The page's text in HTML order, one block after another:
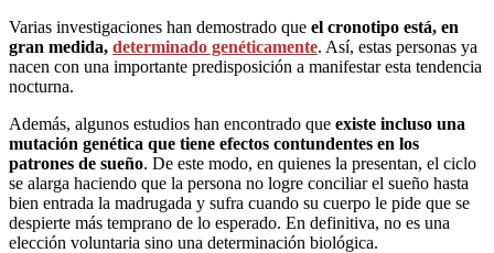
Varias investigaciones han demostrado que el cronotipo está, en
gran medida, determinado genéticamente. Así, estas personas ya
nacen con una importante predisposición a manifestar esta tendencia
nocturna.
Además, algunos estudios han encontrado que existe incluso una
mutación genética que tiene efectos contundentes en los
patrones de sueño. De este modo, en quienes la presentan, el ciclo
se alarga haciendo que la persona no logre conciliar el sueño hasta
bien entrada la madrugada y sufra cuando su cuerpo le pide que se
despierte más temprano de lo esperado. En definitiva, no es una
elección voluntaria sino una determinación biológica.